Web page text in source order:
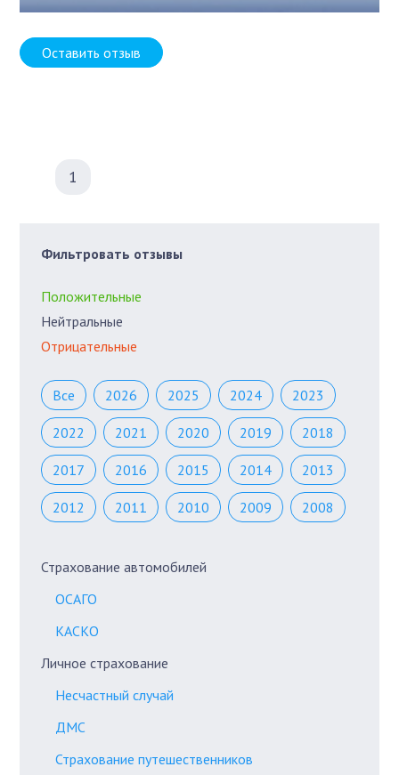
Оставить отзыв
1
Фильтровать отзывы
Положительные
Нейтральные
Отрицательные
Все 2026 2025 2024 2023
2022 2021 2020 2019 2018
2017 2016 2015 2014 2013
2012 2011 2010 2009 2008
Страхование автомобилей
ОСАГО
КАСКО
Личное страхование
Несчастный случай
ДМС
Страхование путешественников